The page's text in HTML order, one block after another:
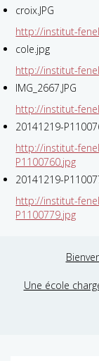
croix.JPG
http://institut-
cole.jpg
http://institut-
IMG_2667.JPG
http://institut-
20141219-
http://institut-
P1100760.jpg
20141219-
http://institut-
P1100779.jpg
Une école